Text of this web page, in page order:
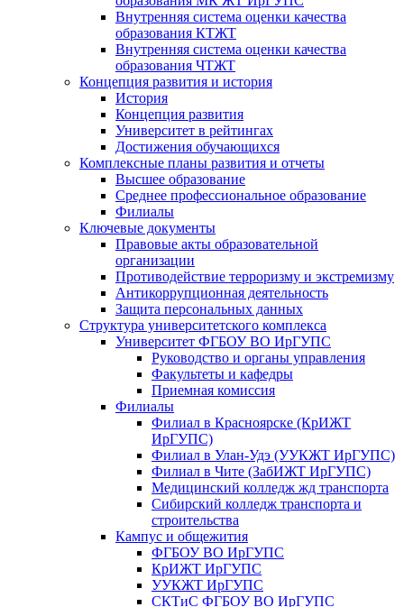
Внутренняя система оценки качества
образования КТЖТ
Внутренняя система оценки качества
образования ЧТЖТ
Концепция развития и история
История
Концепция развития
Университет в рейтингах
Достижения обучающихся
Комплексные планы развития и отчеты
Высшее образование
Среднее профессиональное образование
Филиалы
Ключевые документы
Правовые акты образовательной
организации
Противодействие терроризму и экстремизму
Антикоррупционная деятельность
Защита персональных данных
Структура университетского комплекса
Университет ФГБОУ ВО ИрГУПС
Руководство и органы управления
Факультеты и кафедры
Приемная комиссия
Филиалы
Филиал в Красноярске (КрИЖТ
ИрГУПС)
Филиал в Улан-Удэ (УУКЖТ ИрГУПС)
Филиал в Чите (ЗабИЖТ ИрГУПС)
Медицинский колледж жд транспорта
Сибирский колледж транспорта и
строительства
Кампус и общежития
ФГБОУ ВО ИрГУПС
КрИЖТ ИрГУПС
УУКЖТ ИрГУПС
СКТиС ФГБОУ ВО ИрГУПС